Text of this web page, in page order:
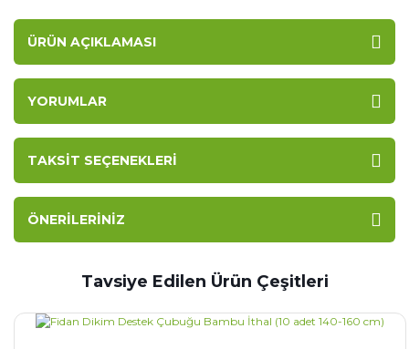
ÜRÜN AÇIKLAMASI
YORUMLAR
TAKSIT SEÇENEKLERI
ÖNERILERINIZ
Tavsiye Edilen Ürün Çeşitleri